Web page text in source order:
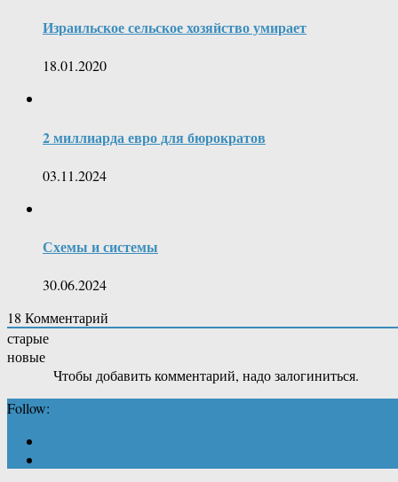
Израильское сельское хозяйство умирает
18.01.2020
2 миллиарда евро для бюрократов
03.11.2024
Схемы и системы
30.06.2024
18 Комментарий
старые
новые
Чтобы добавить комментарий, надо залогиниться.
Follow: